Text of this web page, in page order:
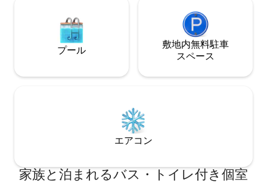
プール
敷地内無料駐⁠車
ス⁠ペ⁠ー⁠ス
エアコン
家族と泊まれるバス・トイレ付き個室